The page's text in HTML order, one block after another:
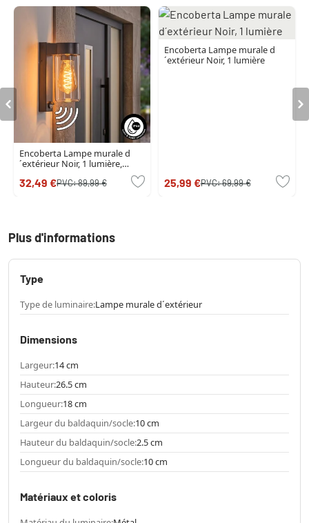
Encoberta Lampe murale d
´extérieur Noir, 1 lumière,
32,49 €PVC:89,99 €
Encoberta Lampe murale d
´extérieur Noir, 1 lumière
25,99 €PVC:69,99 €
Plus d'informations
Type
Type de luminaire:Lampe murale d´extérieur
Dimensions
Largeur:14 cm
Hauteur:26.5 cm
Longueur:18 cm
Largeur du baldaquin/socle:10 cm
Hauteur du baldaquin/socle:2.5 cm
Longueur du baldaquin/socle:10 cm
Matériaux et coloris